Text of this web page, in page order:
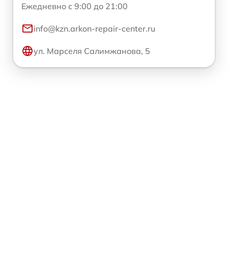
Ежедневно с 9:00 до 21:00
info@kzn.arkon-repair-center.ru
ул. Марселя Салимжанова, 5